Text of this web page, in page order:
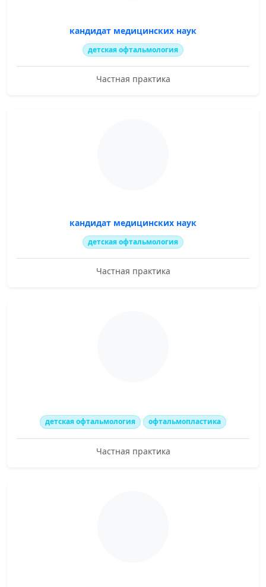
кандидат медицинских наук
детская офтальмология
Частная практика
кандидат медицинских наук
детская офтальмология
Частная практика
детская офтальмология офтальмопластика
Частная практика